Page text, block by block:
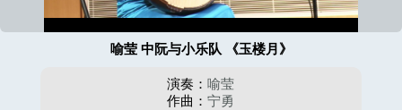
喻莹 中阮与小乐队 《玉楼月》
演奏： 喻莹
作曲：宁勇